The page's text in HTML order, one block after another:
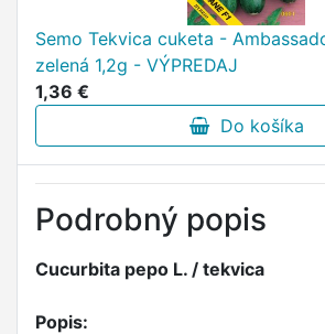
Semo Tekvica cuketa -
zelená 1,2g - VÝPREDAJ
1,36 €
Do košíka
Podrobný popis
Cucurbita pepo L. / tekvica
Popis: